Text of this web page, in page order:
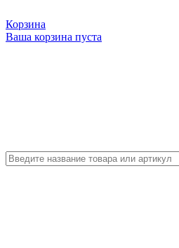
Корзина
Ваша корзина пуста